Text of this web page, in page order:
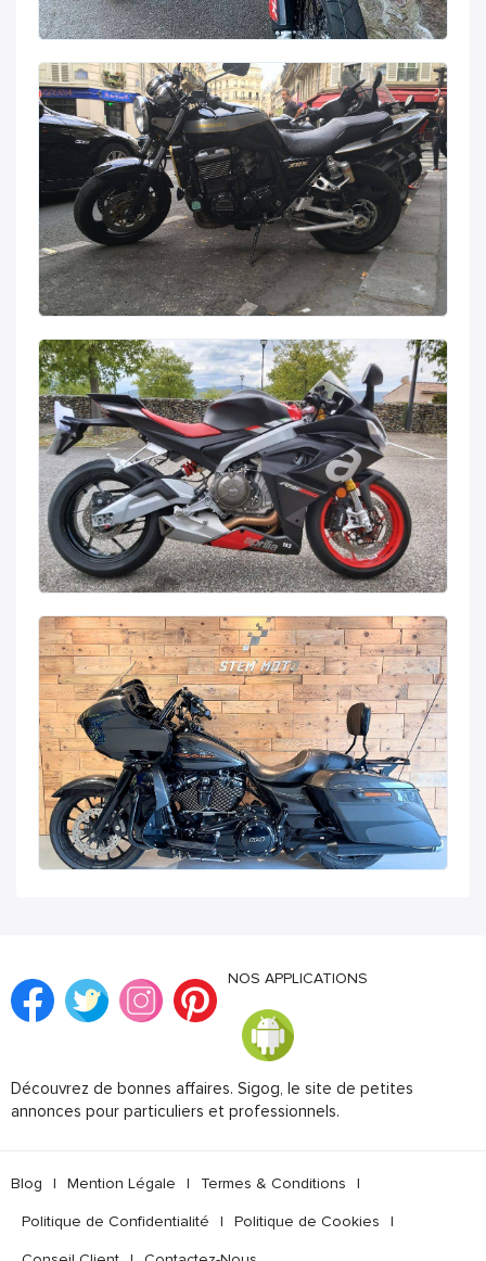
NOS APPLICATIONS
Découvrez de bonnes affaires. Sigog, le site de petites
annonces pour particuliers et professionnels.
Blog | Mention Légale | Termes & Conditions |
Politique de Confidentialité | Politique de Cookies |